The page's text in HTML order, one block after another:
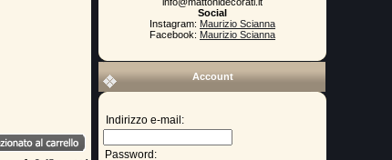
Social
Instagram: Maurizio Scianna
Facebook: Maurizio Scianna
Account
Indirizzo e-mail:
Password: